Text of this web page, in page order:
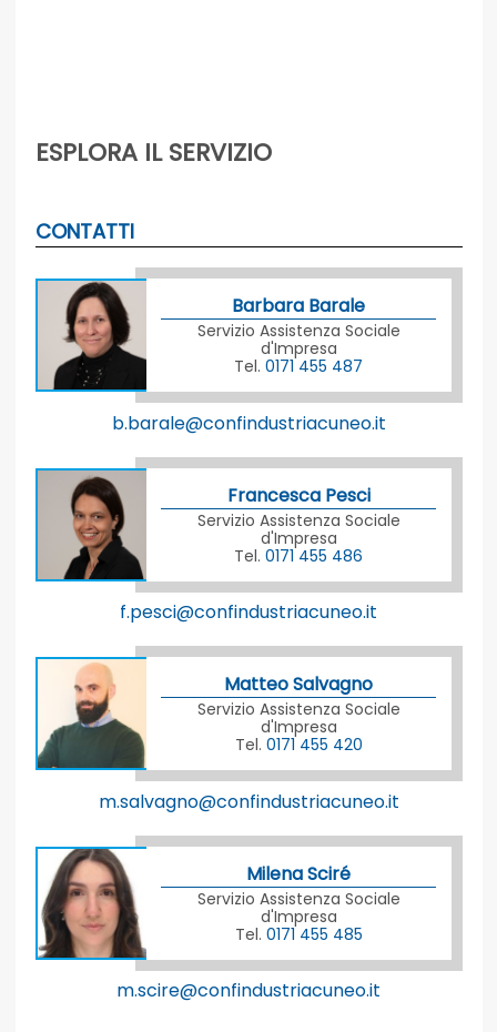
ESPLORA IL SERVIZIO
CONTATTI
Barbara Barale
Servizio Assistenza Sociale
d'Impresa
Tel. 0171 455 487
b.barale@confindustriacuneo.it
Francesca Pesci
Servizio Assistenza Sociale
d'Impresa
Tel. 0171 455 486
f.pesci@confindustriacuneo.it
Matteo Salvagno
Servizio Assistenza Sociale
d'Impresa
Tel. 0171 455 420
m.salvagno@confindustriacuneo.it
Milena Sciré
Servizio Assistenza Sociale
d'Impresa
Tel. 0171 455 485
m.scire@confindustriacuneo.it